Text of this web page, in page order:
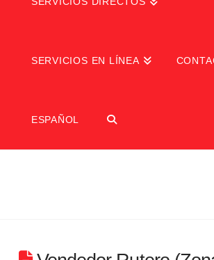
SERVICIOS EN LÍNEA
ESPAÑOL